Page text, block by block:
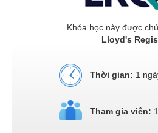
Khóa học này được
Lloyd's
Thời gian: 1
Tham gia viên: